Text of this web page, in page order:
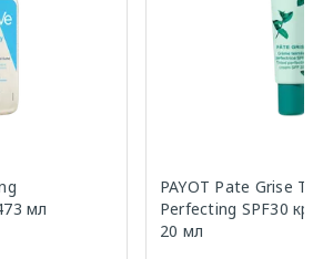
мл
PAYOT Pate Grise
Perfecting SPF30
20 мл